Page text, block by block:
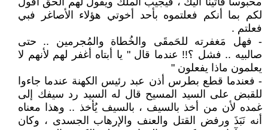
لكم بما أنكم فعلتموه بأحد أخوتي هؤلاء الأصاغر فبي
فعلتم .
- فهل مَغفرته للحَمقَى والخُطاة والمُجرمين .. حتى
صالبيه .. فشل ؟!! عندما قال " يا أبتاه أغفر لهم لأنهم لا
يعلمون ماذا يفعلون "
- فعندما قطع بطرس أذن عبد رئيس الكهنة عندما جاءوا
للقبض على السيد المسيح قال له السيد رد سيفك إلى
غمده لأن من أخذ بالسيف ، بالسيف يُأخذ .. وهذا معناه
أنه نَبَذَ ورفض القتل والعنف والإرهاب الجسدى ، وكان